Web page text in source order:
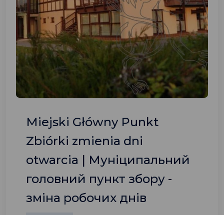
Miejski Główny Punkt
Zbiórki zmienia dni
otwarcia | Муніципальний
головний пункт збору -
зміна робочих днів